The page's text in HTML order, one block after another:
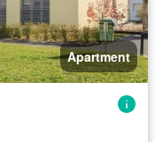
Apartment